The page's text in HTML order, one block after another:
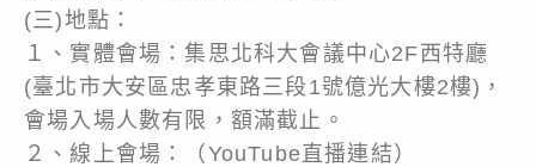
(三)地點：
１、實體會場：集思北科大會議中心2F西特廳
(臺北市大安區忠孝東路三段1號億光大樓2樓)，
會場入場人數有限，額滿截止。
２、線上會場：（YouTube直播連結）